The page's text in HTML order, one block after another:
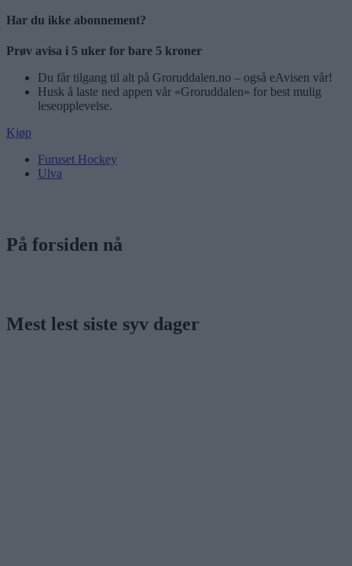
Har du ikke abonnement?
Prøv avisa i 5 uker for bare 5 kroner
Du får tilgang til alt på Groruddalen.no – også eAvisen vår!
Husk å laste ned appen vår «Groruddalen» for best mulig
leseopplevelse.
Kjøp
Furuset Hockey
Ulva
På forsiden nå
Mest lest siste syv dager